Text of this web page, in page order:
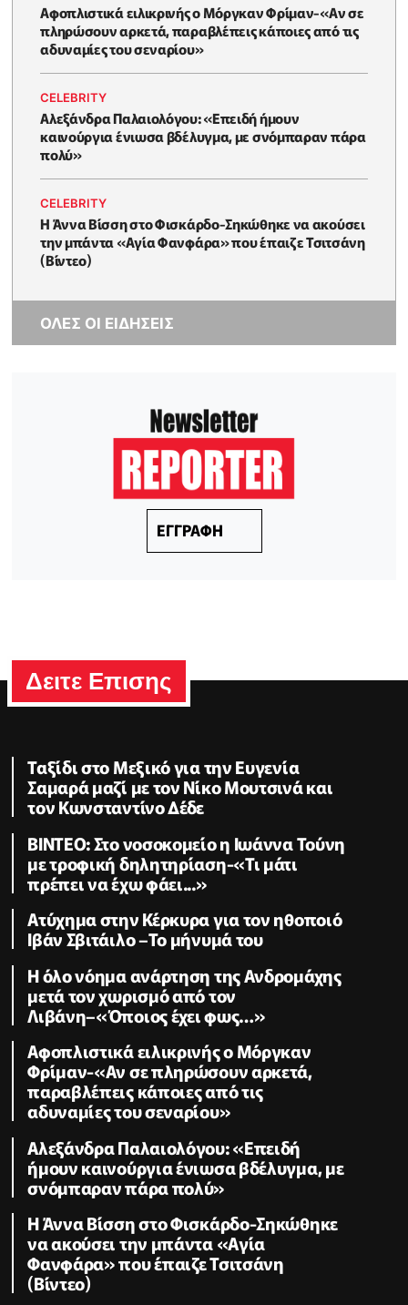
Αφοπλιστικά ειλικρινής ο Μόργκαν Φρίμαν-«Αν σε
πληρώσουν αρκετά, παραβλέπεις κάποιες από τις
αδυναμίες του σεναρίου»
CELEBRITY
Αλεξάνδρα Παλαιολόγου: «Επειδή ήμουν
καινούργια ένιωσα βδέλυγμα, με σνόμπαραν πάρα
πολύ»
CELEBRITY
Η Άννα Βίσση στο Φισκάρδο-Σηκώθηκε να ακούσει
την μπάντα «Αγία Φανφάρα» που έπαιζε Τσιτσάνη
(Βίντεο)
ΟΛΕΣ ΟΙ ΕΙΔΗΣΕΙΣ
ΕΓΓΡΑΦΗ
Δειτε Επισης
Ταξίδι στο Μεξικό για την Ευγενία
Σαμαρά μαζί με τον Νίκο Μουτσινά και
τον Κωνσταντίνο Δέδε
ΒΙΝΤΕΟ: Στο νοσοκομείο η Ιωάννα Τούνη
με τροφική δηλητηρίαση-«Τι μάτι
πρέπει να έχω φάει...»
Ατύχημα στην Κέρκυρα για τον ηθοποιό
Ιβάν Σβιτάιλο –Το μήνυμά του
Η όλο νόημα ανάρτηση της Ανδρομάχης
μετά τον χωρισμό από τον
Λιβάνη–«Όποιος έχει φως…»
Αφοπλιστικά ειλικρινής ο Μόργκαν
Φρίμαν-«Αν σε πληρώσουν αρκετά,
παραβλέπεις κάποιες από τις
αδυναμίες του σεναρίου»
Αλεξάνδρα Παλαιολόγου: «Επειδή
ήμουν καινούργια ένιωσα βδέλυγμα, με
σνόμπαραν πάρα πολύ»
Η Άννα Βίσση στο Φισκάρδο-Σηκώθηκε
να ακούσει την μπάντα «Αγία
Φανφάρα» που έπαιζε Τσιτσάνη
(Βίντεο)